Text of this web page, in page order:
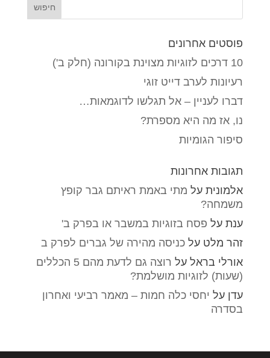
פוסטים אחרונים
10 דרכים לזוגיות מצוינת בקורונה (חלק ב')
רעיונות לערב דייט זוגי
דברו לעניין – אל תגלשו לדוגמאות…
נו, אז מה היא מספרת?
סיפור הגומיות
תגובות אחרונות
אלמוניתעל מתי באמת ראיתם גבר קופץ
משמחה?
ענתעל פסח בזוגיות במשבר או בפרק ב'
זהר מלט על כניסה מהירה של גברים לפרק ב
אורלי בראלעל
רוצה גם לדעת מהם 5 הכללים
(שעות) לזוגיות מושלמת?
עדן על יחסי כלה חמות – מאמר רביעי ואחרון
בסדרה